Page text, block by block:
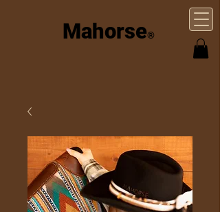
Mahorse®